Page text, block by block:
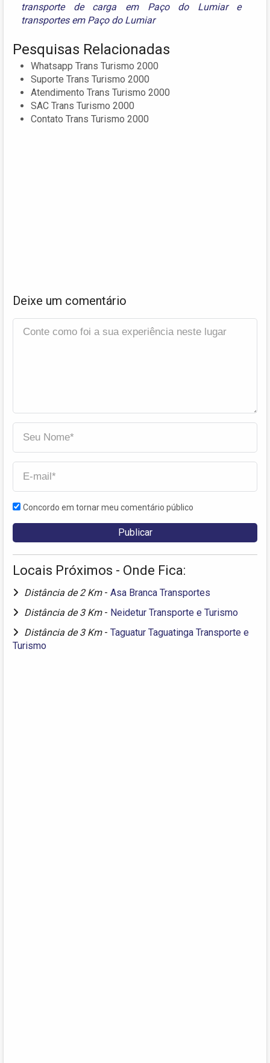
transporte de carga em Paço do Lumiare
transportes em Paço do Lumiar
Pesquisas Relacionadas
Whatsapp Trans Turismo 2000
Suporte Trans Turismo 2000
Atendimento Trans Turismo 2000
SAC Trans Turismo 2000
Contato Trans Turismo 2000
Deixe um comentário
Concordo em tornar meu comentário público
Locais Próximos - Onde Fica:
Distância de 2 Km - Asa Branca Transportes
Distância de 3 Km - Neidetur Transporte e Turismo
Distância de 3 Km - Taguatur Taguatinga Transporte e
Turismo